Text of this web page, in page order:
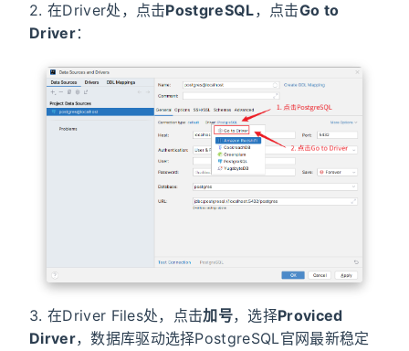
2. 在Driver处，点击PostgreSQL，点击Go to
Driver：
3. 在Driver Files处，点击加号，选择Proviced
Dirver，数据库驱动选择PostgreSQL官网最新稳定